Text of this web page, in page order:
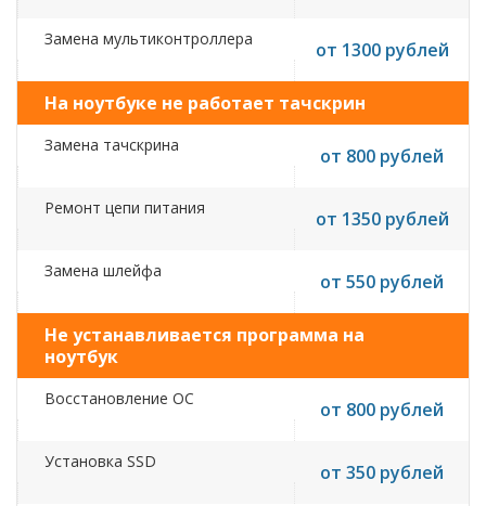
Замена мультиконтроллера от 1300 рублей
На ноутбуке не работает тачскрин
Замена тачскрина от 800 рублей
Ремонт цепи питания от 1350 рублей
Замена шлейфа от 550 рублей
Не устанавливается программа на
ноутбук
Восстановление ОС от 800 рублей
Установка SSD от 350 рублей